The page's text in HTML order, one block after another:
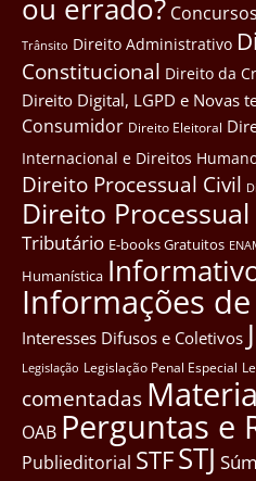
ou errado?
Trânsito Direito Administrativo
Constitucional Direito da
Direito Digital, LGPD e Novas
Consumidor Direito Eleitoral
Internacional e Direitos
Direito Processual Civil
Direito Processual
Tributário E-books Gratuitos
Humanística
Informações
Interesses Difusos e Coletivos
Legislação Legislação Penal Especial
comentadas
OAB Perguntas e
Publieditorial STFSTJ